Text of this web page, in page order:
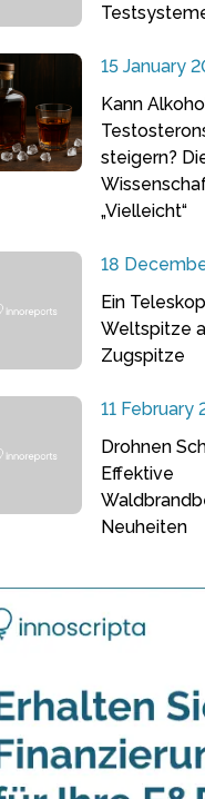
15 January
Kann
steigern?
„Vielleicht“
18
Ein
Weltspitze
Zugspitze
11 February
Drohnen
Effektive
Neuheiten